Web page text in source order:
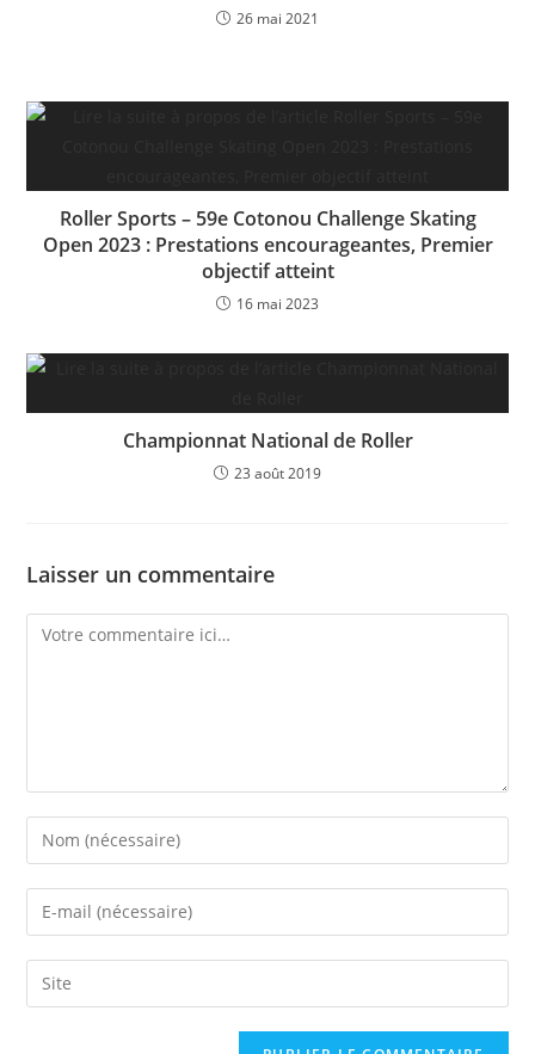
26 mai 2021
Roller Sports – 59e Cotonou Challenge Skating
Open 2023 : Prestations encourageantes, Premier
objectif atteint
16 mai 2023
Championnat National de Roller
23 août 2019
Laisser un commentaire